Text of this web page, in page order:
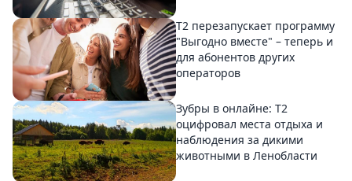
Т2 перезапускает программу
"Выгодно вместе" – теперь и
для абонентов других
операторов
Зубры в онлайне: Т2
оцифровал места отдыха и
наблюдения за дикими
животными в Ленобласти